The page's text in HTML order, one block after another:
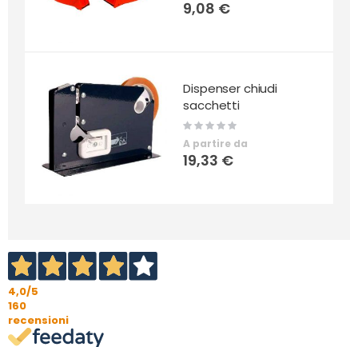
9,08 €
Dispenser chiudi
sacchetti
Rating:
0%
A partire da
19,33 €
4,0/5
160
recensioni